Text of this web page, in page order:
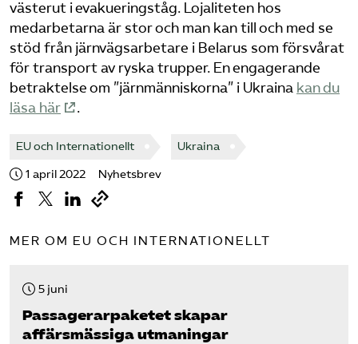
västerut i evakueringståg. Lojaliteten hos
medarbetarna är stor och man kan till och med se
stöd från järnvägsarbetare i Belarus som försvårat
för transport av ryska trupper. En engagerande
betraktelse om ”järnmänniskorna” i Ukraina kan du
läsa här
.
EU och Internationellt Ukraina
1 april 2022 Nyhetsbrev
MER OM EU OCH INTERNATIONELLT
5 juni
Passagerarpaketet skapar
affärsmässiga utmaningar